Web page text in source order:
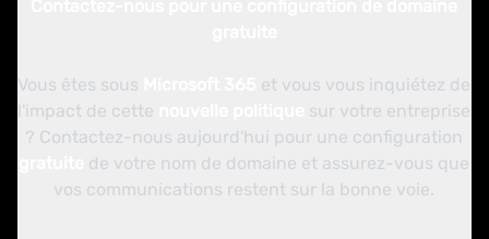
Vous êtes sous
et vous vous inquiétez de
l'impact de cette
sur votre entreprise
? Contactez-nous aujourd'hui pour une configuration
de votre nom de domaine et assurez-vous que
vos communications restent sur la bonne voie.